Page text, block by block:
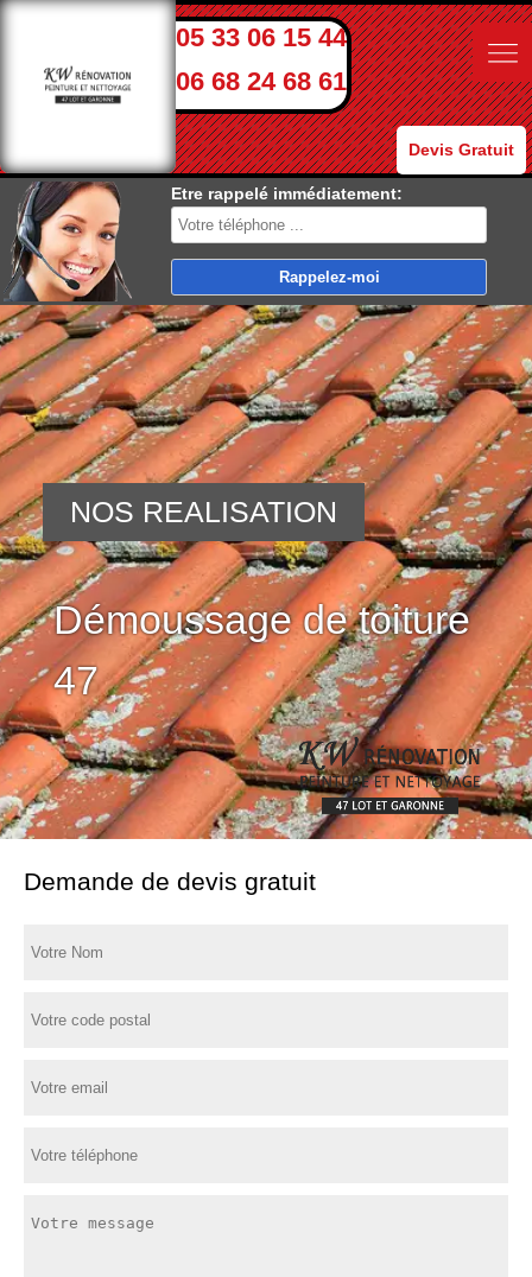
05 33 06 15 44
06 68 24 68 61
Devis Gratuit
Etre rappelé immédiatement:
Démoussage de toiture
47
NOS REALISATION
Demande de devis gratuit